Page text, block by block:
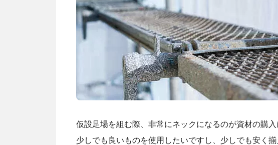
仮設足場を組む際、非常にネックになるのが資材の購入
少しでも良いものを使用したいですし、少しでも安く揃